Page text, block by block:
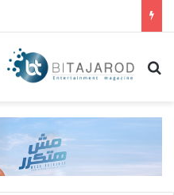
بحث عن